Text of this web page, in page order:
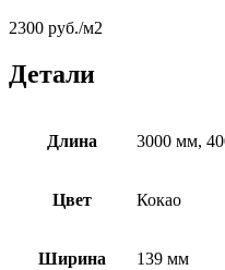
2300 руб./м2
Детали
Длина 3000 мм,
Цвет Кокао
Ширина 139 мм